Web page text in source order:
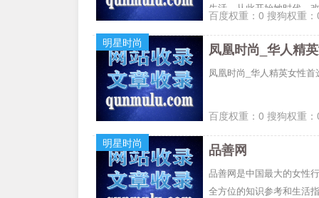
生活，从此开始她时代。
百度权重：0 搜狗权重
明星时尚
凤凰时尚_华人精
凤凰时尚_华人精英女性首
百度权重：0 搜狗权重
明星时尚
品善网
品善网是中国最大的女性
全方位的知识参考和生活